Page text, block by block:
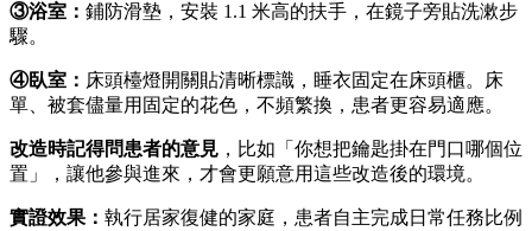
③浴室： 鋪防滑墊，安裝 1.1 米高的扶手，在鏡子旁貼洗漱步
驟。
④臥室： 床頭檯燈開關貼清晰標識，睡衣固定在床頭櫃。床
單、被套儘量用固定的花色，不頻繁換，患者更容易適應。
改造時記得問患者的意見 ，比如「你想把鑰匙掛在門口哪個位
置」，讓他參與進來，才會更願意用這些改造後的環境。
實證效果： 執行居家復健的家庭，患者自主完成日常任務比例